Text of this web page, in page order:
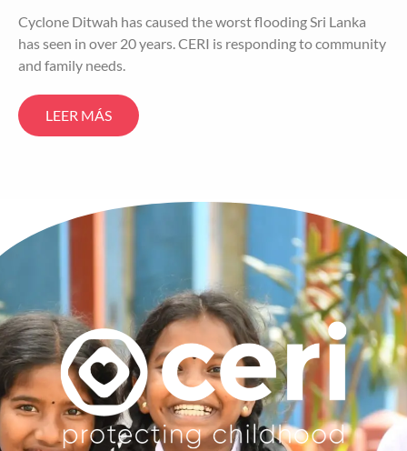
Cyclone Ditwah has caused the worst flooding Sri Lanka
has seen in over 20 years. CERI is responding to community
and family needs.
LEER MÁS